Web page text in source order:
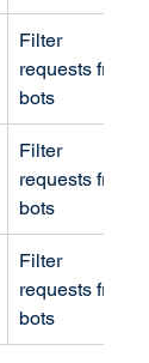
Filter
requests from
bots
Filter
requests from
bots
Filter
requests from
bots